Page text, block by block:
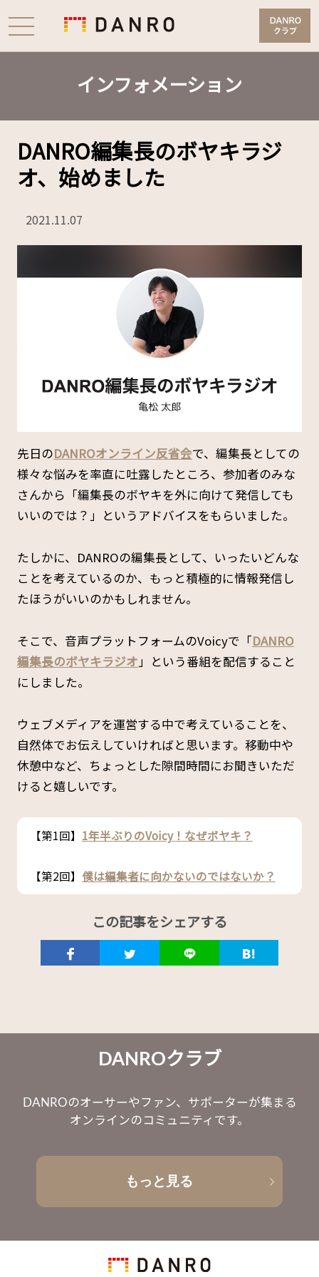
インフォメーション
DANRO編集長のボヤキラジ
オ、始めました
2021.11.07
先日のDANROオンライン反省会で、編集長としての
様々な悩みを率直に吐露したところ、参加者のみな
さんから「編集長のボヤキを外に向けて発信しても
いいのでは？」というアドバイスをもらいました。
たしかに、DANROの編集長として、いったいどんな
ことを考えているのか、もっと積極的に情報発信し
たほうがいいのかもしれません。
そこで、音声プラットフォームのVoicyで「DANRO
編集長のボヤキラジオ 」という番組を配信すること
にしました。
ウェブメディアを運営する中で考えていることを、
自然体でお伝えしていければと思います。移動中や
休憩中など、ちょっとした隙間時間にお聞きいただ
けると嬉しいです。
【第1回】 1年半ぶりのVoicy！なぜボヤキ？
【第2回】 僕は編集者に向かないのではないか？
この記事をシェアする
DANROクラブ
DANROのオーサーやファン、サポーターが集まる
オンラインのコミュニティです。
もっと見る